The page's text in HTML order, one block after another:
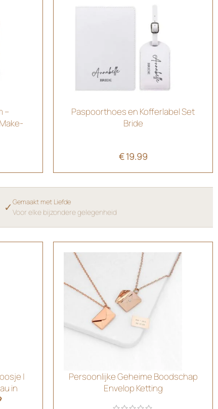
–
Paspoorthoes en Kofferlabel Set
Bride
€19.99
✓ Gemaakt met Liefde
Voor elke bijzondere gelegenheid
|
in
Persoonlijke Geheime Boodschap
Envelop Ketting